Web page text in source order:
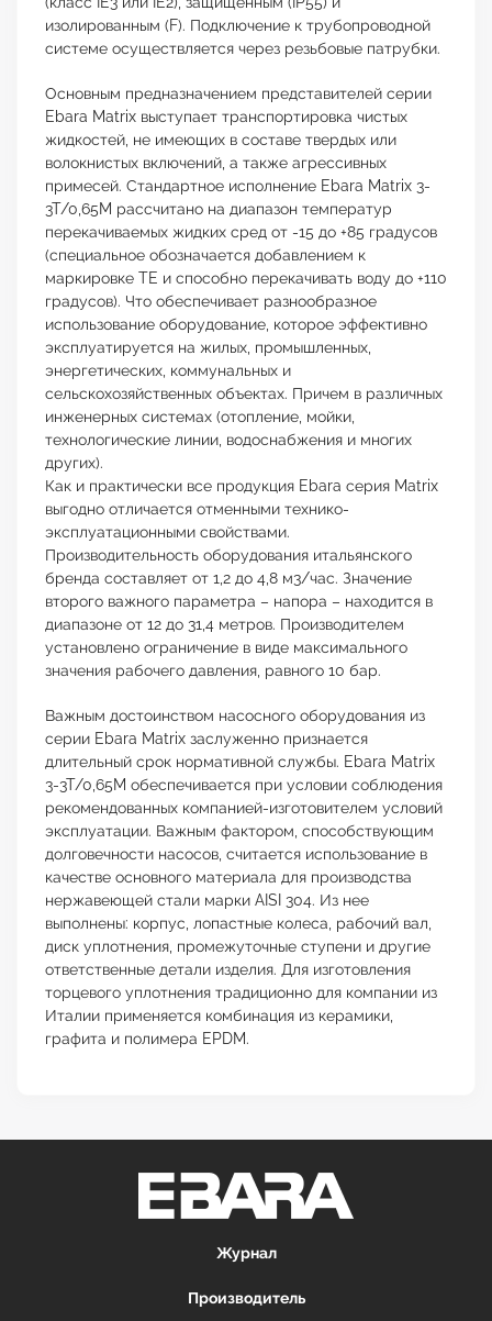
изолированным (F). Подключение к трубопроводной
системе осуществляется через резьбовые патрубки.
Основным предназначением представителей серии
Ebara Matrix выступает транспортировка чистых
жидкостей, не имеющих в составе твердых или
волокнистых включений, а также агрессивных
примесей. Стандартное исполнение Ebara Matrix 3-
3T/0,65M рассчитано на диапазон температур
перекачиваемых жидких сред от -15 до +85 градусов
(специальное обозначается добавлением к
маркировке TE и способно перекачивать воду до +110
градусов). Что обеспечивает разнообразное
использование оборудование, которое эффективно
эксплуатируется на жилых, промышленных,
энергетических, коммунальных и
сельскохозяйственных объектах. Причем в различных
инженерных системах (отопление, мойки,
технологические линии, водоснабжения и многих
других).
Как и практически все продукция Ebara серия Matrix
выгодно отличается отменными технико-
эксплуатационными свойствами.
Производительность оборудования итальянского
бренда составляет от 1,2 до 4,8 м3/час. Значение
второго важного параметра – напора – находится в
диапазоне от 12 до 31,4 метров. Производителем
установлено ограничение в виде максимального
значения рабочего давления, равного 10 бар.
Важным достоинством насосного оборудования из
серии Ebara Matrix заслуженно признается
длительный срок нормативной службы. Ebara Matrix
3-3T/0,65M обеспечивается при условии соблюдения
рекомендованных компанией-изготовителем условий
эксплуатации. Важным фактором, способствующим
долговечности насосов, считается использование в
качестве основного материала для производства
нержавеющей стали марки AISI 304. Из нее
выполнены: корпус, лопастные колеса, рабочий вал,
диск уплотнения, промежуточные ступени и другие
ответственные детали изделия. Для изготовления
торцевого уплотнения традиционно для компании из
Италии применяется комбинация из керамики,
графита и полимера EPDM.
Журнал
Производитель